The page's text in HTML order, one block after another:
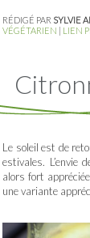
RÉDIGÉ PAR SYLVIE
VÉGÉTARIEN | LIEN
Le soleil est de
estivales.
alors fort
une variante